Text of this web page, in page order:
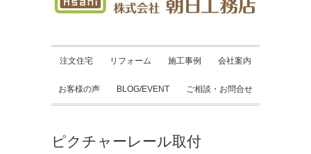
注文住宅 リフォーム 施工事例 会社案内
お客様の声 BLOG/EVENT ご相談・お問合せ
ピクチャーレール取付